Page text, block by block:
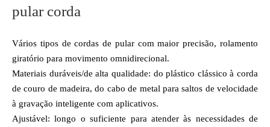
pular corda
Vários tipos de cordas de pular com maior precisão, rolamento
giratório para movimento omnidirecional.
Materiais duráveis/de alta qualidade: do plástico clássico à corda
de couro de madeira, do cabo de metal para saltos de velocidade
à gravação inteligente com aplicativos.
Ajustável: longo o suficiente para atender às necessidades de